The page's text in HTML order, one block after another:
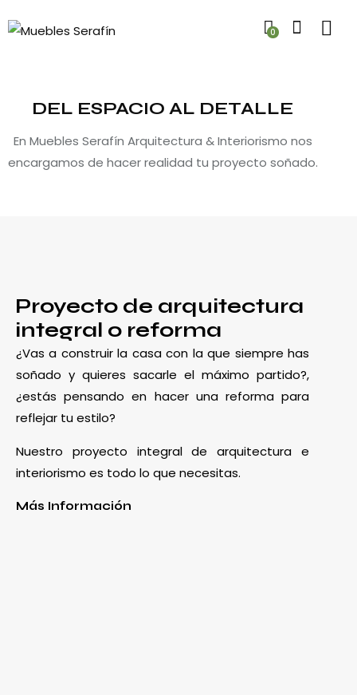
0
DEL ESPACIO AL DETALLE
En Muebles Serafín Arquitectura & Interiorismo nos
encargamos de hacer realidad tu proyecto soñado.
Proyecto de arquitectura
integral o reforma
¿Vas a construir la casa con la que siempre has
soñado y quieres sacarle el máximo partido?,
¿estás pensando en hacer una reforma para
reflejar tu estilo?
Nuestro proyecto integral de arquitectura e
interiorismo es todo lo que necesitas.
Más Información